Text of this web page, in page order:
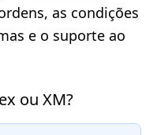
as condições
e o suporte ao
ou XM?